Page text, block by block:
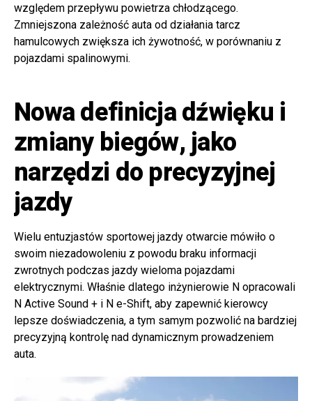
względem przepływu powietrza chłodzącego.
Zmniejszona zależność auta od działania tarcz
hamulcowych zwiększa ich żywotność, w porównaniu z
pojazdami spalinowymi.
Nowa definicja dźwięku i
zmiany biegów, jako
narzędzi do precyzyjnej
jazdy
Wielu entuzjastów sportowej jazdy otwarcie mówiło o
swoim niezadowoleniu z powodu braku informacji
zwrotnych podczas jazdy wieloma pojazdami
elektrycznymi. Właśnie dlatego inżynierowie N opracowali
N Active Sound + i N e-Shift, aby zapewnić kierowcy
lepsze doświadczenia, a tym samym pozwolić na bardziej
precyzyjną kontrolę nad dynamicznym prowadzeniem
auta.